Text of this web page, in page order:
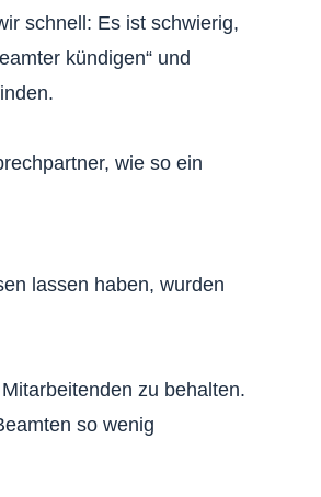
schnell: Es ist schwierig,
kündigen“ und
wie so ein
lassen haben, wurden
zu behalten.
so wenig